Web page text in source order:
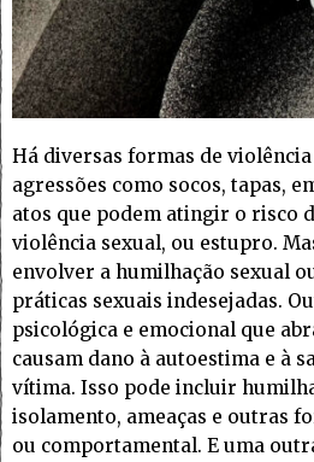
Há diversas formas de
agressões como socos, tapas,
atos que podem atingir o risco
violência sexual, ou estupro.
envolver a humilhação sexual
práticas sexuais indesejadas.
psicológica e emocional que
causam dano à autoestima e à
vítima. Isso pode incluir
isolamento, ameaças e outras
ou comportamental. E uma